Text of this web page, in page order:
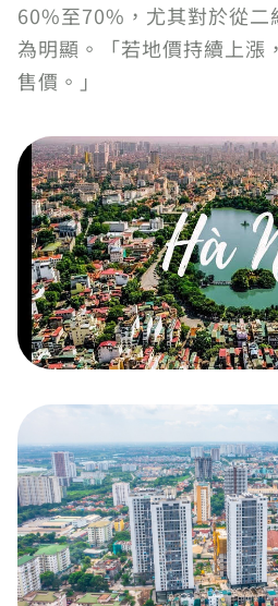
60%至70%，尤其對於從二
為明顯。「若地價持續上漲
售價。」